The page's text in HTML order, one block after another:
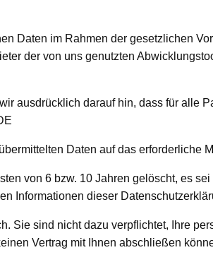
Daten im Rahmen der gesetzlichen
der von uns genutzten
ausdrücklich darauf hin, dass für alle
Daten auf das erforderliche
von 6 bzw. 10 Jahren gelöscht, es
Informationen dieser
Sie sind nicht dazu verpflichtet, Ihre
Vertrag mit Ihnen abschließen